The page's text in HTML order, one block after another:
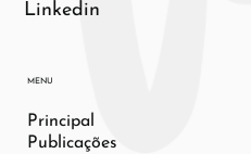
Linkedin
MENU
Principal
Publicações